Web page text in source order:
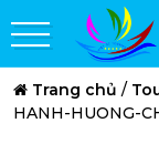
Trang chủ /
HANH-HUONG-